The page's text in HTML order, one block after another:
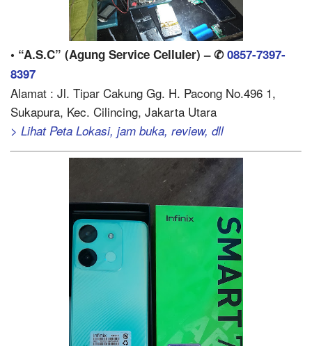
• “A.S.C” (Agung Service Celluler) – ✆0857-7397-
8397
Alamat : Jl. Tipar Cakung Gg. H. Pacong No.496 1,
Sukapura, Kec. Cilincing, Jakarta Utara
> Lihat Peta Lokasi, jam buka, review, dll